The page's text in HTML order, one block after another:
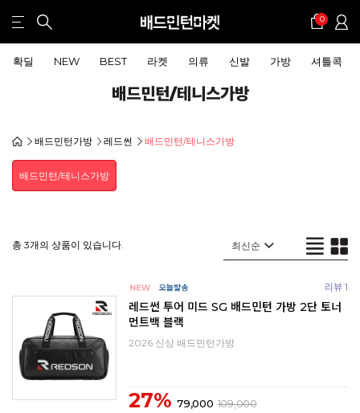
0
확딜 NEW BEST 라켓 의류 신발 가방 셔틀콕
배드민턴/테니스가방
배드민턴가방 레드썬 배드민턴/테니스가방
배드민턴/테니스가방
총 3개의 상품이 있습니다.
리뷰 1
레드썬 투어 미드 SG 배드민턴 가방 2단 토너
먼트백 블랙
2026 신상 배드민턴가방
27% 79,000 109,000